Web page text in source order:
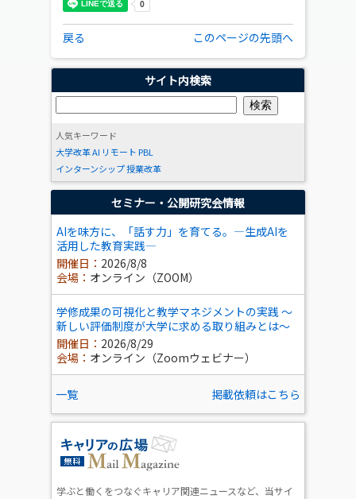
戻る このページの先頭へ
サイト内検索
人気キーワード
大学改革AI リモート PBL
インターンシップ授業改革
セミナー・公開研究会情報
AIを味方に、「話す力」を育てる。―生成AIを
活用した教育実践―
開催日： 2026/8/8
会場： オンライン（ZOOM）
学修成果の可視化と教学マネジメントの実践 ～
新しい評価制度が大学に求める取り組みとは～
開催日： 2026/8/29
会場： オンライン（Zoomウェビナー）
一覧 掲載依頼はこちら
学ぶと働くをつなぐキャリア関連ニュースなど、当サイ